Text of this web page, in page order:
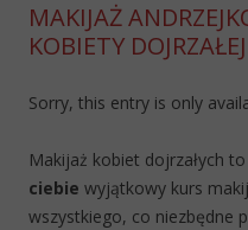
MAKIJAŻ
KOBIETY DOJRZAŁEJ
Sorry, this entry is only
Makijaż kobiet dojrzałych
ciebie wyjątkowy kurs
wszystkiego, co niezbędne